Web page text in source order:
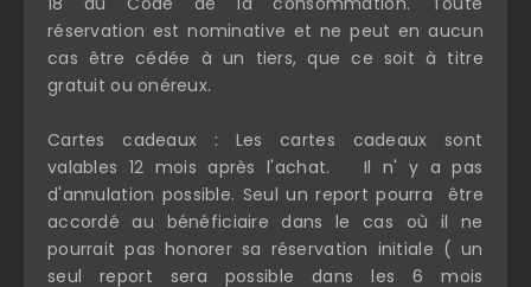
réservation est nominative et ne peut en aucun
cas être cédée à un tiers, que ce soit à titre
gratuit ou onéreux.
Cartes cadeaux : Les cartes cadeaux sont
valables 12 mois après l'achat. Il n' y a pas
d'annulation possible. Seul un report pourra être
accordé au bénéficiaire dans le cas où il ne
pourrait pas honorer sa réservation initiale ( un
seul report sera possible dans les 6 mois